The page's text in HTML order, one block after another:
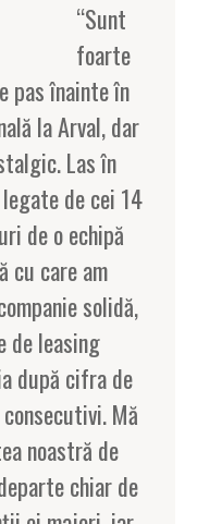
“Sunt
foarte
pas înainte în
la Arval, dar
Las în
de cei 14
de o echipă
cu care am
solidă,
de leasing
după cifra de
Mă
noastră de
chiar de